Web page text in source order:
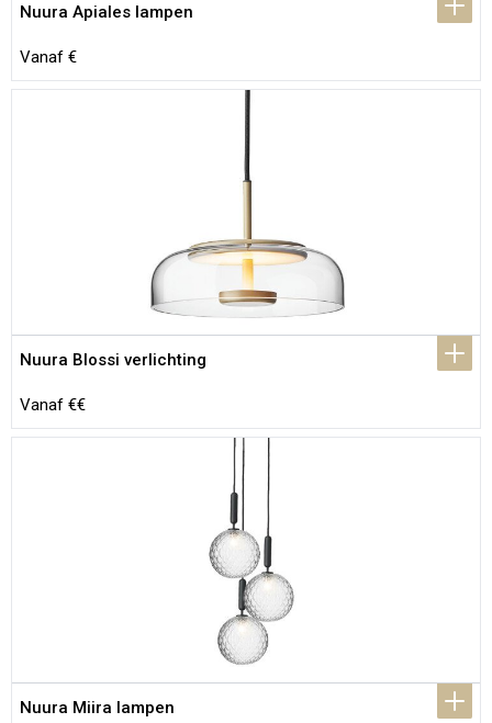
Nuura Apiales lampen
Vanaf €
Nuura Blossi verlichting
Vanaf €€
Nuura Miira lampen